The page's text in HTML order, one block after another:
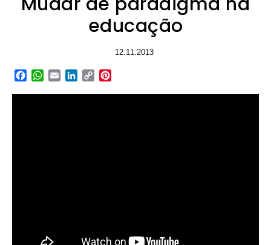
educação
12.11.2013
Facebook
WhatsApp
EmailLinkedIn
Copy